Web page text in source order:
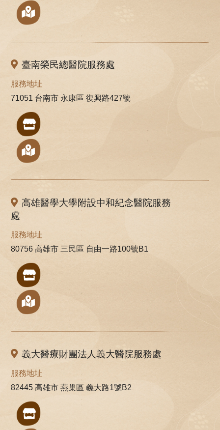
臺南榮民總醫院服務處
服務地址
71051 台南市 永康區 復興路427號
高雄醫學大學附設中和紀念醫院服務
處
服務地址
80756 高雄市 三民區 自由一路100號B1
義大醫療財團法人義大醫院服務處
服務地址
82445 高雄市 燕巢區 義大路1號B2